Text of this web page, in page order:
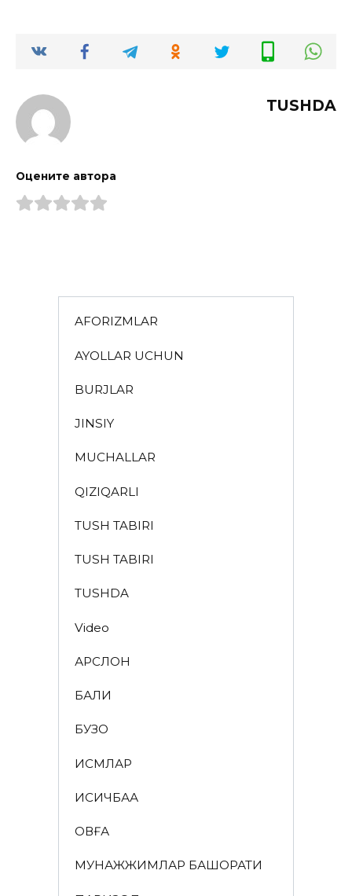
TUSHDA
Оцените автора
AFORIZMLAR
AYOLLAR UCHUN
BURJLAR
JINSIY
MUCHALLAR
QIZIQARLI
TUSH TABIRI
TUSH TABIRI
TUSHDA
Video
АРСЛОН
БАЛИҚ
БУЗОҚ
ИСМЛАР
ҚИСҚИЧБАҚА
ҚОВҒА
МУНАЖЖИМЛАР БАШОРАТИ